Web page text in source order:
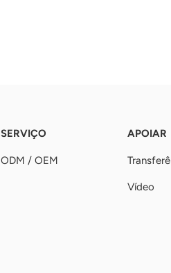
SERVIÇO
ODM / OEM
APOIAR
Vídeo